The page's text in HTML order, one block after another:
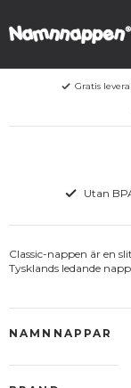
Gratis
Utan
Classic-nappen är en
Tysklands ledande
NAMNNAPPAR